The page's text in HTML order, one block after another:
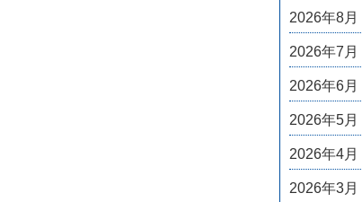
2026年8月
2026年7月
2026年6月
2026年5月
2026年4月
2026年3月